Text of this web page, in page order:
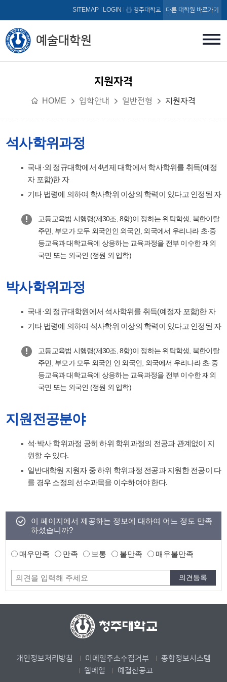
본문 바로가기
예술대학원
SITEMAP LOGIN 청주대학교 다른 대학원 바로가기
지원자격
HOME 입학안내 일반전형 지원자격
석사학위과정
국내·외 정규대학에서 4년제 대학에서 학사학위를 취득(예정
자 포함)한 자
기타 법령에 의하여 학사학위 이상의 학력이 있다고 인정된 자
고등교육법 시행령(제30조, 8항)이 정하는 위탁학생, 북한이탈
주민, 부모가 모두 외국인인 외국인, 외국에서 우리나라 초·중
등교육과 대학교육에 상응하는 교육과정을 전부 이수한 재외
국민 또는 외국인 (정원 외 입학)
박사학위과정
국내·외 정규대학원에서 석사학위를 취득(예정자 포함)한 자
기타 법령에 의하여 석사학위 이상의 학력이 있다고 인정된 자
고등교육법 시행령(제30조, 8항)이 정하는 위탁학생, 북한이탈
주민, 부모가 모두 외국인 인 외국인, 외국에서 우리나라 초·중
등교육과 대학교육에 상응하는 교육과정을 전부 이수한 재외
국민 또는 외국인 (정원 외 입학)
지원전공분야
석·박사 학위과정 공히 하위 학위과정의 전공과 관계없이 지
원할 수 있다.
일반대학원 지원자 중 하위 학위과정 전공과 지원한 전공이 다
를 경우 소정의 선수과목을 이수하여야 한다.
이 페이지에서 제공하는 정보에 대하여 어느 정도 만족
하셨습니까?
매우만족 만족 보통 불만족 매우불만족
개인정보처리방침 이메일주소수집거부
종합정보시스템
웹메일
예결산공고